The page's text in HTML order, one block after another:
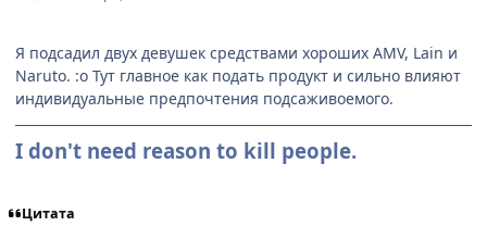
Я подсадил двух девушек средствами хороших AMV, Lain и
Naruto. :o Тут главное как подать продукт и сильно влияют
индивидуальные предпочтения подсаживоемого.
I don't need reason to kill people.
Цитата